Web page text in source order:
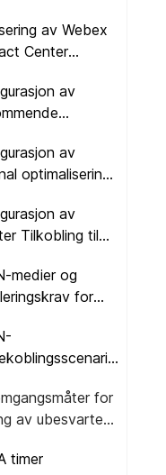
av Webex
Center
av
Contact
av
optimalisering
av
Tilkobling til
medier og
for
for
av ubesvarte
timer